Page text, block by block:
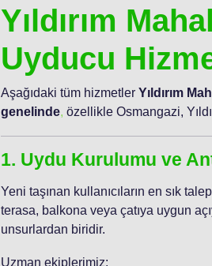
Yıldırım
Uyducu
Aşağıdaki tüm hizmetler Yıldırım
genelinde, özellikle Osmangazi,
1. Uydu Kurulumu ve
Yeni taşınan kullanıcıların en sık
terasa, balkona veya çatıya uygun
unsurlardan biridir.
Uzman ekiplerimiz: